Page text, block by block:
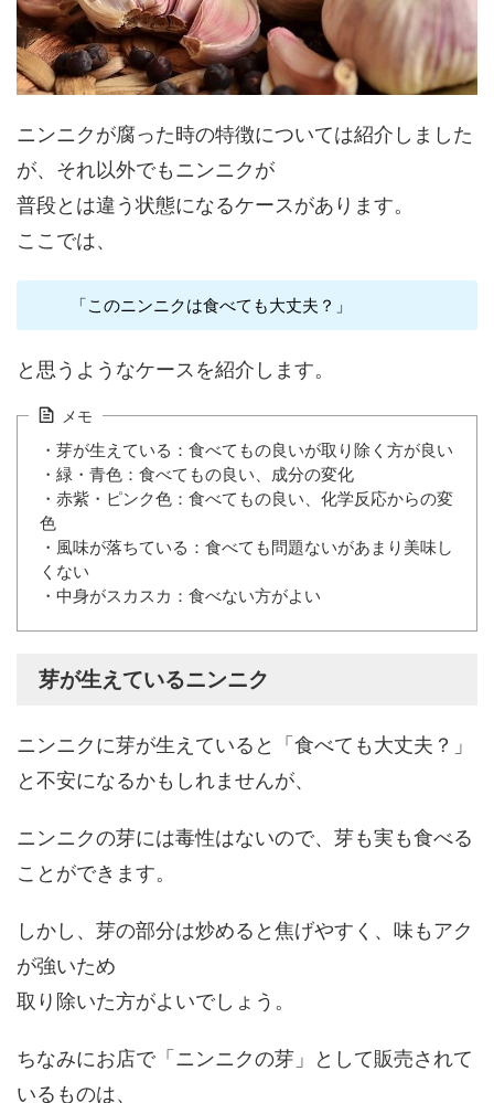
ニンニクが腐った時の特徴については紹介しました
が、それ以外でもニンニクが
普段とは違う状態になるケースがあります。
ここでは、
「このニンニクは食べても大丈夫？」
と思うようなケースを紹介します。
メモ
・芽が生えている：食べてもの良いが取り除く方が良い
・緑・青色：食べてもの良い、成分の変化
・赤紫・ピンク色：食べてもの良い、化学反応からの変
色
・風味が落ちている：食べても問題ないがあまり美味し
くない
・中身がスカスカ：食べない方がよい
芽が生えているニンニク
ニンニクに芽が生えていると「食べても大丈夫？」
と不安になるかもしれませんが、
ニンニクの芽には毒性はないので、芽も実も食べる
ことができます。
しかし、芽の部分は炒めると焦げやすく、味もアク
が強いため
取り除いた方がよいでしょう。
ちなみにお店で「ニンニクの芽」として販売されて
いるものは、